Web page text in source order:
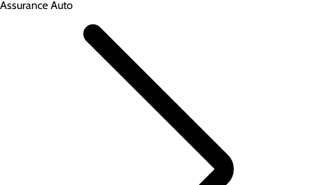
Assurance Auto